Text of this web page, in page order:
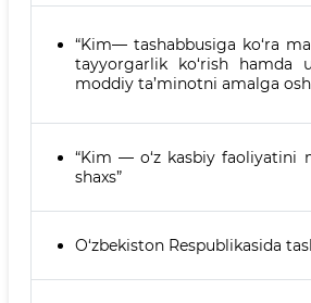
“Kim— tashabbusiga ko‘ra
tayyorgarlik ko‘rish hamda
moddiy ta’minotni amalga
“Kim — o‘z kasbiy faoliyatini
shaxs”
O‘zbekiston Respublikasida